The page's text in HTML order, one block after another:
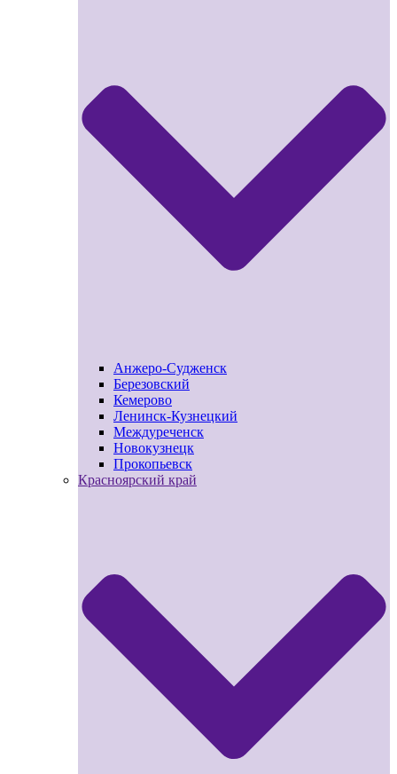
Анжеро-Судженск
Березовский
Кемерово
Ленинск-Кузнецкий
Междуреченск
Новокузнецк
Прокопьевск
Красноярский край